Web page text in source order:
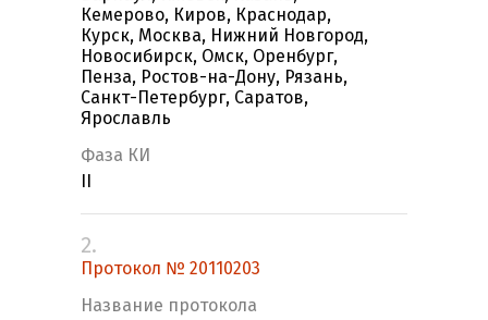
Кемерово, Киров, Краснодар,
Курск, Москва, Нижний Новгород,
Новосибирск, Омск, Оренбург,
Пенза, Ростов-на-Дону, Рязань,
Санкт-Петербург, Саратов,
Ярославль
Фаза КИ
2.
Протокол № 20110203
Название протокола